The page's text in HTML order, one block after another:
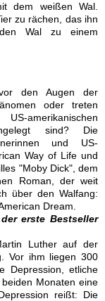
dem weißen Wal.
zu rächen, das ihn
Wal zu einem
den Augen der
oder treten
amerikanischen
sind? Die
und US-
Way of Life und
"Moby Dick", dem
Roman, der weit
über den Walfang:
Dream.
erste Bestseller
Luther auf der
Vor ihm liegen 300
Depression, etliche
Monaten eine
reißt: Die